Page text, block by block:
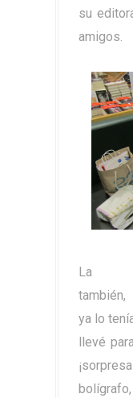
su
amigos.
La
también,
ya lo
llevé